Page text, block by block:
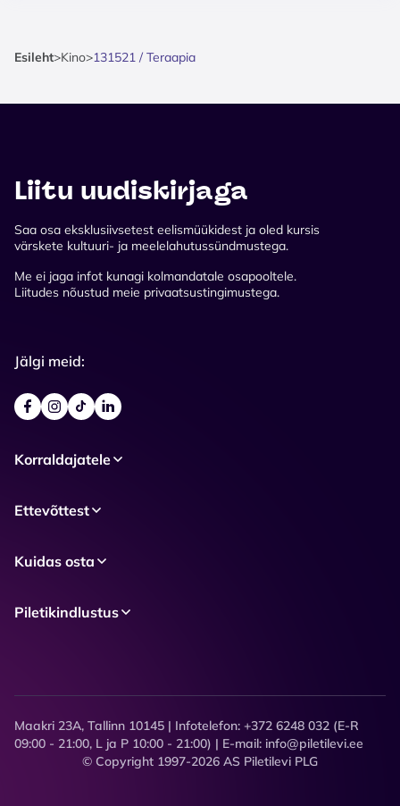
Esileht>Kino>131521 / Teraapia
Liitu uudiskirjaga
Saa osa eksklusiivsetest eelismüükidest ja oled kursis
värskete kultuuri- ja meelelahutussündmustega.
Me ei jaga infot kunagi kolmandatale osapooltele.
Liitudes nõustud meie privaatsustingimustega.
Jälgi meid:
Korraldajatele
Ettevõttest
Kuidas osta
Piletikindlustus
Maakri 23A, Tallinn 10145 | Infotelefon: +372 6248 032 (E-R
09:00 - 21:00, L ja P 10:00 - 21:00) | E-mail: info@piletilevi.ee
© Copyright 1997-2026 AS Piletilevi PLG